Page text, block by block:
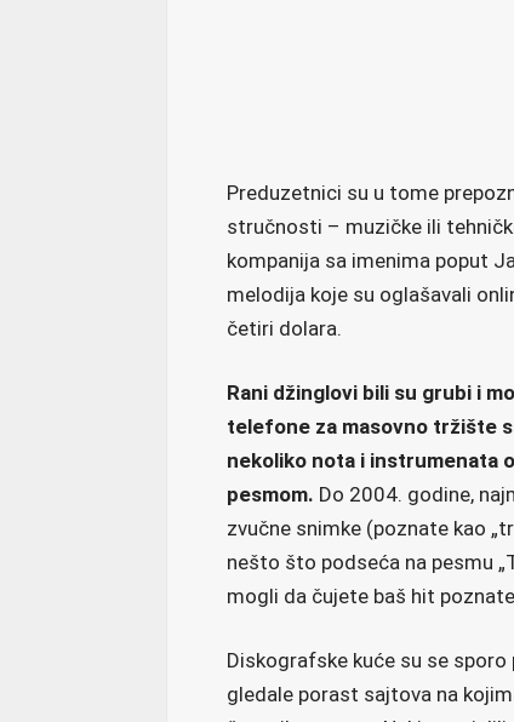
Preduzetnici su u tome
stručnosti – muzičke ili
kompanija sa imenima poput
melodija koje su oglašavali
četiri dolara.
Rani džinglovi bili su grubi i
telefone za masovno tržište
nekoliko nota i instrumenata
pesmom. Do 2004. godine,
zvučne snimke (poznate kao
nešto što podseća na pesmu
mogli da čujete baš hit
Diskografske kuće su se
gledale porast sajtova na